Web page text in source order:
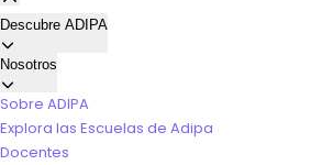
Descubre ADIPA
Nosotros
Sobre ADIPA
Explora las Escuelas de Adipa
Docentes